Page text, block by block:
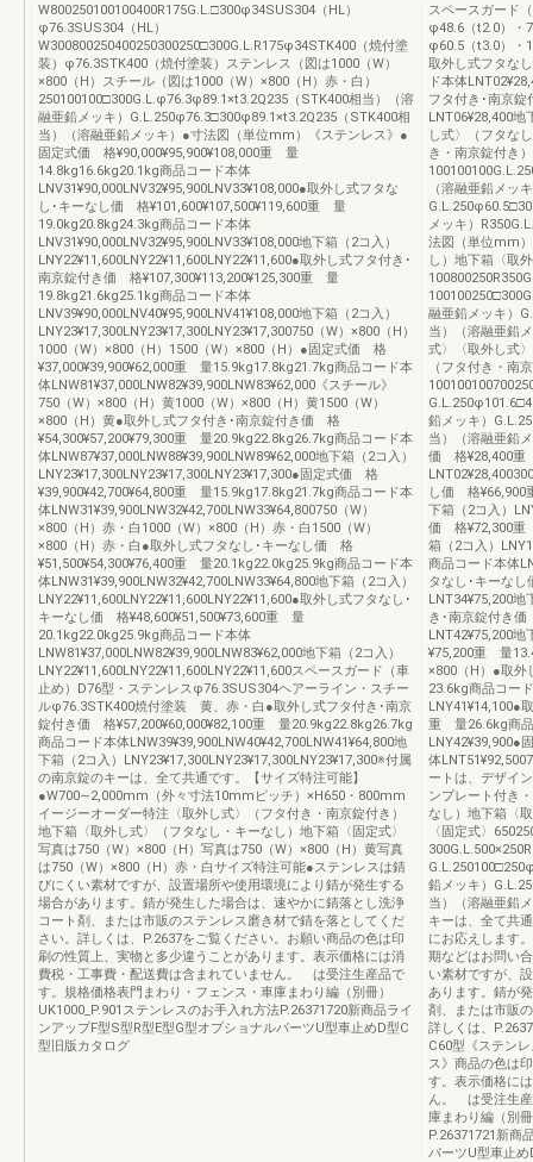
W800250100100400R175G.L.□300φ34SUS304（HL）
φ76.3SUS304（HL）
W300800250400250300250□300G.L.R175φ34STK400（焼付塗
装）φ76.3STK400（焼付塗装）ステンレス（図は1000（W）
×800（H）スチール（図は1000（W）×800（H）赤・白）
250100100□300G.L.φ76.3φ89.1×t3.2Q235（STK400相当）（溶
融亜鉛メッキ）G.L.250φ76.3□300φ89.1×t3.2Q235（STK400相
当）（溶融亜鉛メッキ）●寸法図（単位mm）《ステンレス》●
固定式価 格¥90,000¥95,900¥108,000重 量
14.8kg16.6kg20.1kg商品コード本体
LNV31¥90,000LNV32¥95,900LNV33¥108,000●取外し式フタな
し･キーなし価 格¥101,600¥107,500¥119,600重 量
19.0kg20.8kg24.3kg商品コード本体
LNV31¥90,000LNV32¥95,900LNV33¥108,000地下箱（2コ入）
LNY22¥11,600LNY22¥11,600LNY22¥11,600●取外し式フタ付き･
南京錠付き価 格¥107,300¥113,200¥125,300重 量
19.8kg21.6kg25.1kg商品コード本体
LNV39¥90,000LNV40¥95,900LNV41¥108,000地下箱（2コ入）
LNY23¥17,300LNY23¥17,300LNY23¥17,300750（W）×800（H）
1000（W）×800（H）1500（W）×800（H）●固定式価 格
¥37,000¥39,900¥62,000重 量15.9kg17.8kg21.7kg商品コード本
体LNW81¥37,000LNW82¥39,900LNW83¥62,000《スチール》
750（W）×800（H）黄1000（W）×800（H）黄1500（W）
×800（H）黄●取外し式フタ付き･南京錠付き価 格
¥54,300¥57,200¥79,300重 量20.9kg22.8kg26.7kg商品コード本
体LNW87¥37,000LNW88¥39,900LNW89¥62,000地下箱（2コ入）
LNY23¥17,300LNY23¥17,300LNY23¥17,300●固定式価 格
¥39,900¥42,700¥64,800重 量15.9kg17.8kg21.7kg商品コード本
体LNW31¥39,900LNW32¥42,700LNW33¥64,800750（W）
×800（H）赤・白1000（W）×800（H）赤・白1500（W）
×800（H）赤・白●取外し式フタなし･キーなし価 格
¥51,500¥54,300¥76,400重 量20.1kg22.0kg25.9kg商品コード本
体LNW31¥39,900LNW32¥42,700LNW33¥64,800地下箱（2コ入）
LNY22¥11,600LNY22¥11,600LNY22¥11,600●取外し式フタなし･
キーなし価 格¥48,600¥51,500¥73,600重 量
20.1kg22.0kg25.9kg商品コード本体
LNW81¥37,000LNW82¥39,900LNW83¥62,000地下箱（2コ入）
LNY22¥11,600LNY22¥11,600LNY22¥11,600スペースガード（車
止め）D76型・ステンレスφ76.3SUS304ヘアーライン・スチー
ルφ76.3STK400焼付塗装 黄、赤・白●取外し式フタ付き･南京
錠付き価 格¥57,200¥60,000¥82,100重 量20.9kg22.8kg26.7kg
商品コード本体LNW39¥39,900LNW40¥42,700LNW41¥64,800地
下箱（2コ入）LNY23¥17,300LNY23¥17,300LNY23¥17,300※付属
の南京錠のキーは、全て共通です。【サイズ特注可能】
●W700∼2,000mm（外々寸法10mmピッチ）×H650・800mm
イージーオーダー特注〈取外し式〉（フタ付き・南京錠付き）
地下箱〈取外し式〉（フタなし・キーなし）地下箱〈固定式〉
写真は750（W）×800（H）写真は750（W）×800（H）黄写真
は750（W）×800（H）赤・白サイズ特注可能●ステンレスは錆
びにくい素材ですが、設置場所や使用環境により錆が発生する
場合があります。錆が発生した場合は、速やかに錆落とし洗浄
コート剤、または市販のステンレス磨き材で錆を落としてくだ
さい。詳しくは、P.2637をご覧ください。お願い商品の色は印
刷の性質上、実物と多少違うことがあります。表示価格には消
費税・工事費・配送費は含まれていません。 は受注生産品で
す。規格価格表門まわり・フェンス・車庫まわり編（別冊）
UK1000_P.901ステンレスのお手入れ方法P.26371720新商品ライ
ンアップF型S型R型E型G型オプショナルパーツU型車止めD型C
型旧版カタログ
スペースガード
φ48.6（t2.0）・
φ60.5（t3.0）・
取外し式フタな
ド本体
フタ付き･南京
LNT06¥28,400地
し式〉（フタな
き・南京錠付き
（溶融亜鉛メッ
メッキ）
法図（単位mm
し）地下箱〈取
融亜鉛メッキ）
当）（溶融亜鉛
式〉〈取外し式
（フタ付き・南
鉛メッキ）
当）（溶融亜鉛
価 格¥28,400重
し価 格¥66,900
下箱（2コ入）
価 格¥72,300重
箱（2コ入）
商品コード本体
タなし･キーな
LNT34¥75,200地
き･南京錠付き
LNT42¥75,200
¥75,200重 量
×800（H）●取
23.6kg商品コー
LNY41¥14,100●
重 量26.6kg商品
LNY42¥39,900●
体
ートは、デザイ
ンプレート付き
なし）地下箱〈
〈固定式〉
鉛メッキ）
当）（溶融亜鉛
キーは、全て共
にお応えします
期などはお問い
い素材ですが、
あります。錆が
剤、または市販
詳しくは、
C60型《ステン
ス》商品の色は
す。表示価格に
ん。 は受注生産
庫まわり編（別
P.26371721新商
パーツU型車止